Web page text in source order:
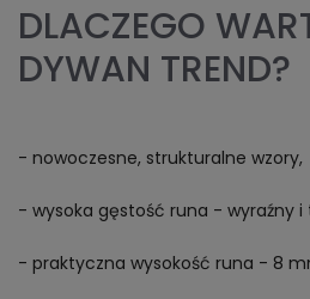
DLACZEGO
DYWAN TREND?
- nowoczesne, strukturalne wzory,
- wysoka gęstość runa - wyraźny i
- praktyczna wysokość runa - 8